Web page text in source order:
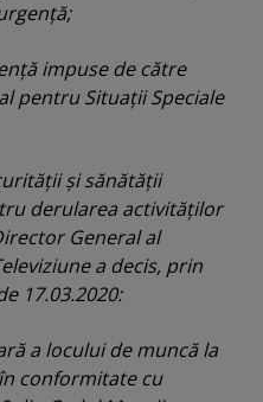
impuse de către
pentru Situaţii Speciale
şi sănătăţii
derularea activităţilor
General al
a decis, prin
17.03.2020:
a locului de muncă la
conformitate cu